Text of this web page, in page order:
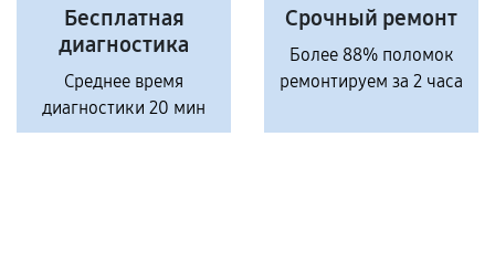
Бесплатная
диагностика
Среднее время
диагностики 20 мин
Срочный ремонт
Более 88% поломок
ремонтируем за 2 часа